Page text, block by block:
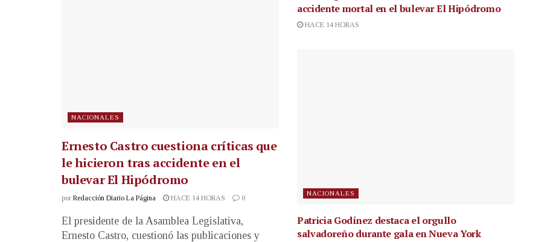
NACIONALES
Ernesto Castro cuestiona críticas que
le hicieron tras accidente en el
bulevar El Hipódromo
por Redacción Diario La Página HACE 14 HORAS 0
El presidente de la Asamblea Legislativa,
Ernesto Castro, cuestionó las publicaciones y
accidente mortal en el bulevar El Hipódromo
HACE 14 HORAS
NACIONALES
Patricia Godínez destaca el orgullo
salvadoreño durante gala en Nueva York